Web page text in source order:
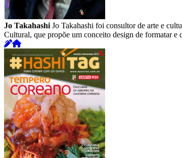
Jo Takahashi Jo Takahashi foi consultor de arte e
Cultural, que propõe um conceito design de formatar e